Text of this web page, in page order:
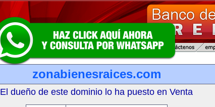
zonabienesraices.com
El dueño de este dominio lo ha puesto en Venta